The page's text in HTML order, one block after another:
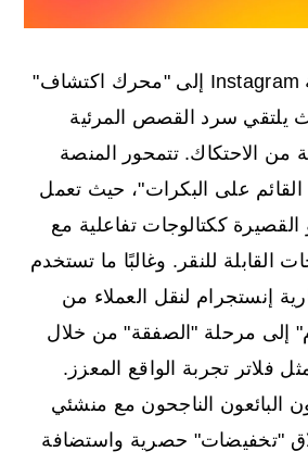
تطورت منصة Instagram إلى "محرك اكتشاف"
سرد القصص المرئية
الاحتكاك. تتمحور المنصة
على البكرات"، حيث تعمل
ككتالوجات تفاعلية مع
للنقر. وغالبًا ما تستخدم
إنستجرام لنقل العملاء من
مرحلة "الصفقة" من خلال
تجربة الواقع المعزز.
الناجحون مع منشئي
حصرية واستضافة